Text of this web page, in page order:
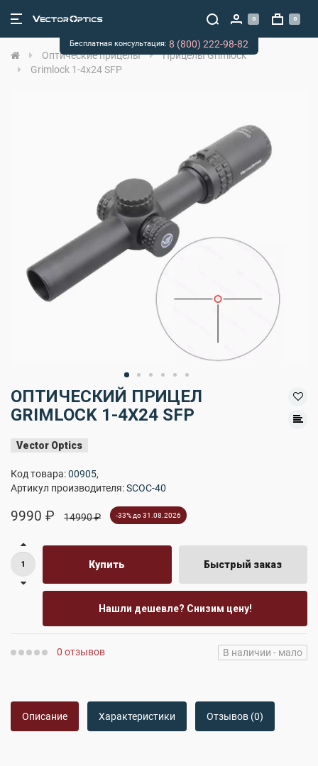
0 0
Оптические прицелы
Прицелы Grimlock
Grimlock 1-4x24 SFP
ОПТИЧЕСКИЙ ПРИЦЕЛ
GRIMLOCK 1-4X24 SFP
Vector Optics
Код товара:00905,
Артикул производителя:SCOC-40
9990 ₽ 14990 ₽ -33% до 31.08.2026
Купить Быстрый заказ
Нашли дешевле? Снизим цену!
0 отзывов В наличии - мало
Описание Характеристики Отзывов (0)
Бесплатная консультация: 8 (800) 222-98-82